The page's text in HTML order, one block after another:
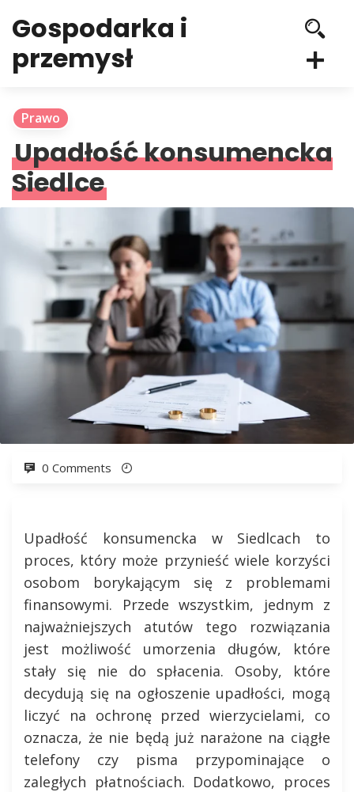
Gospodarka i
przemysł
Prawo
Upadłość konsumencka
Siedlce
0 Comments
Upadłość konsumencka w Siedlcach to
proces, który może przynieść wiele korzyści
osobom borykającym się z problemami
finansowymi. Przede wszystkim, jednym z
najważniejszych atutów tego rozwiązania
jest możliwość umorzenia długów, które
stały się nie do spłacenia. Osoby, które
decydują się na ogłoszenie upadłości, mogą
liczyć na ochronę przed wierzycielami, co
oznacza, że nie będą już narażone na ciągłe
telefony czy pisma przypominające o
zaległych płatnościach. Dodatkowo, proces